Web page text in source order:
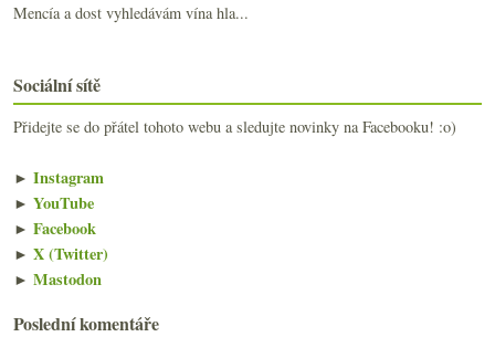
Mencía a dost vyhledávám vína hla...
Sociální sítě
Přidejte se do přátel tohoto webu a sledujte novinky na Facebooku! :o)
► Instagram
► YouTube
► Facebook
► X (Twitter)
► Mastodon
Poslední komentáře